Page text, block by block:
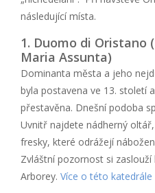
následující místa.
1. Duomo di Oristano
Maria Assunta)
Dominanta města a jeho
byla postavena ve 13. století
přestavěna. Dnešní podoba
Uvnitř najdete nádherný
fresky, které odrážejí
Zvláštní pozornost si
Arborey. Více o této